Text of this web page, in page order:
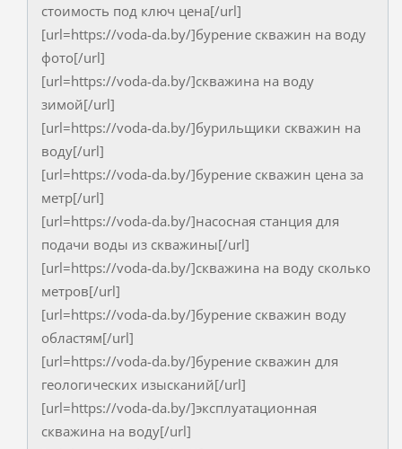
стоимость под ключ цена[/url]
[url=https://voda-da.by/]бурение скважин на воду
фото[/url]
[url=https://voda-da.by/]скважина на воду
зимой[/url]
[url=https://voda-da.by/]бурильщики скважин на
воду[/url]
[url=https://voda-da.by/]бурение скважин цена за
метр[/url]
[url=https://voda-da.by/]насосная станция для
подачи воды из скважины[/url]
[url=https://voda-da.by/]скважина на воду сколько
метров[/url]
[url=https://voda-da.by/]бурение скважин воду
областям[/url]
[url=https://voda-da.by/]бурение скважин для
геологических изысканий[/url]
[url=https://voda-da.by/]эксплуатационная
скважина на воду[/url]